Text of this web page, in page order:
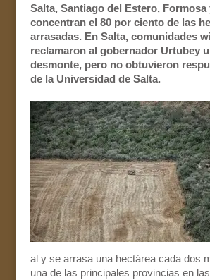
Salta, Santiago del Estero, Formosa
concentran el 80 por ciento de las
arrasadas. En Salta, comunidades
reclamaron al gobernador Urtubey
desmonte, pero no obtuvieron
de la Universidad de Salta.
al y se arrasa una hectárea cada dos
una de las principales provincias en